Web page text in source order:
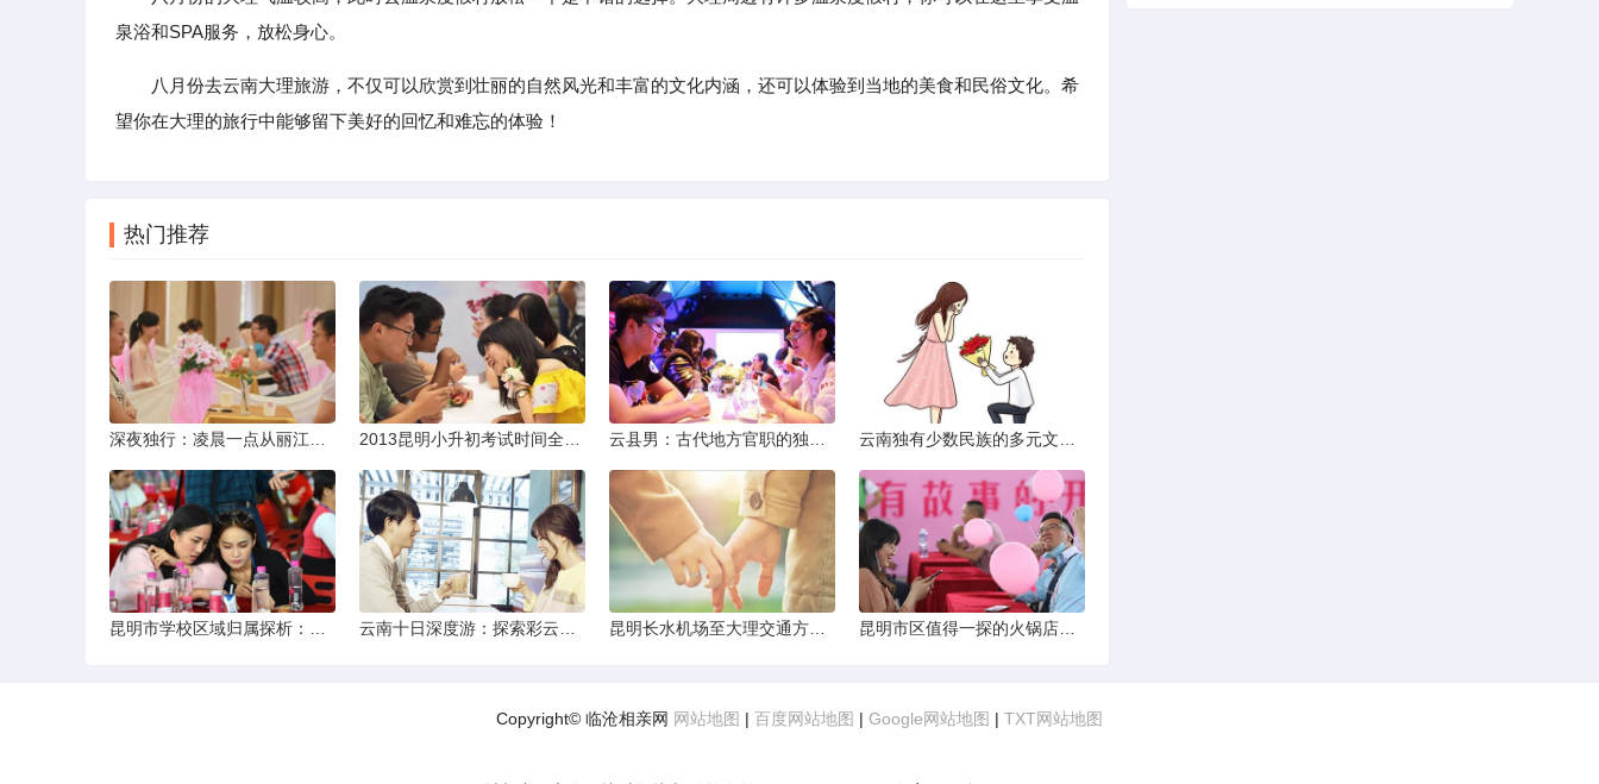
泉浴和SPA服务，放松身心。
八月份去云南大理旅游，不仅可以欣赏到壮丽的自然风光和丰富的文化内涵，还可以体验到当地的美食和民俗文化。希
望你在大理的旅行中能够留下美好的回忆和难忘的体验！
热门推荐
Copyright© 临沧相亲网 网站地图 | 百度网站地图 | Google网站地图 | TXT网站地图